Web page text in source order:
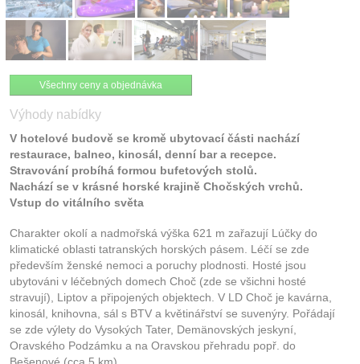
Všechny ceny a objednávka
Výhody nabídky
V hotelové budově se kromě ubytovací části nachází
restaurace, balneo, kinosál, denní bar a recepce.
Stravování probíhá formou bufetových stolů.
Nachází se v krásné horské krajině Chočských vrchů.
Vstup do vitálního světa
Charakter okolí a nadmořská výška 621 m zařazují Lúčky do
klimatické oblasti tatranských horských pásem. Léčí se zde
především ženské nemoci a poruchy plodnosti. Hosté jsou
ubytováni v léčebných domech Choč (zde se všichni hosté
stravují), Liptov a připojených objektech. V LD Choč je kavárna,
kinosál, knihovna, sál s BTV a květinářství se suvenýry. Pořádají
se zde výlety do Vysokých Tater, Demänovských jeskyní,
Oravského Podzámku a na Oravskou přehradu popř. do